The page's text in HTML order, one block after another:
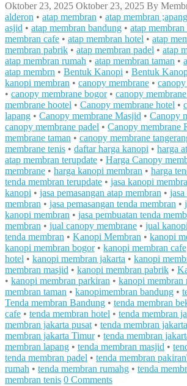
Oktober 23, 2025 Oktober 23, 2025 By
alderon • atap membran • atap membran ;apang
asjid • atap membran bandung • atap membran
membran cafe • atap membran hotel • atap
membran pabrik • atap membran padel • atap
atap membran rumah • atap membran taman •
atap membrn • Bentuk Kanopi • Bentuk
kanopi membran • canopy membrane •
• canopy membrane bogor• canopy
membrane hootel • Canopy membrane hotel •
lapang • Canopy membrane Masjid • Canopy
canopy membrane padel • Canopy membrane
membrane taman • canopy membrane
membrane tenis • daftar harga kanopi • harga
atap membran terupdate • Harga Canopy
membrane • harga kanopi membran • harga
tenda membran terupdate • jasa kanopi
kanopi • jasa pemasangan atap membran •
membran • jasa pemasangan tenda membran •
kanopi membran • jasa pembuatan tenda
membran • jual canopy membrane • jual
tenda membran • Kanopi Membran • kanopi
kanopi membran bogor• kanopi membran cafe
hotel • kanopi membran jakarta • kanopi
membran masjid • kanopi membran pabrik •
• kanopi membran parkiran • kanopi membran
membran taman • kanopimembran bandung •
Tenda membran Bandung • tenda membran
cafe • tenda membran hotel • tenda membran
membran jakarta pusat • tenda membran
membran jakarta Timur• tenda membran
membran lapang • tenda membran masjid •
tenda membran padel • tenda membran
rumah • tenda membran rumahg • tenda
membran tenis 0 Comments